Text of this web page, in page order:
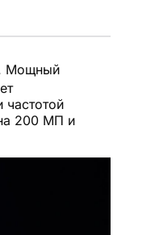
Мощный
200 МП и